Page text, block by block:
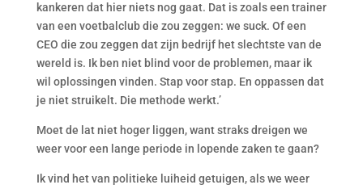
kankeren dat hier niets nog gaat. Dat is zoals een trainer
van een voetbalclub die zou zeggen: we suck. Of een
CEO die zou zeggen dat zijn bedrijf het slechtste van de
wereld is. Ik ben niet blind voor de problemen, maar ik
wil oplossingen vinden. Stap voor stap. En oppassen dat
je niet struikelt. Die methode werkt.’
Moet de lat niet hoger liggen, want straks dreigen we
weer voor een lange periode in lopende zaken te gaan?
Ik vind het van politieke luiheid getuigen, als we weer